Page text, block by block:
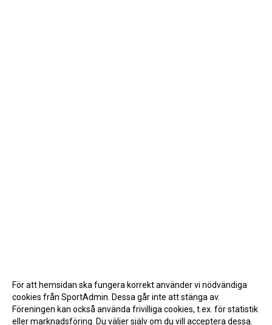
För att hemsidan ska fungera korrekt använder vi nödvändiga
cookies från SportAdmin. Dessa går inte att stänga av.
Föreningen kan också använda frivilliga cookies, t.ex. för statistik
eller marknadsföring. Du väljer själv om du vill acceptera dessa.